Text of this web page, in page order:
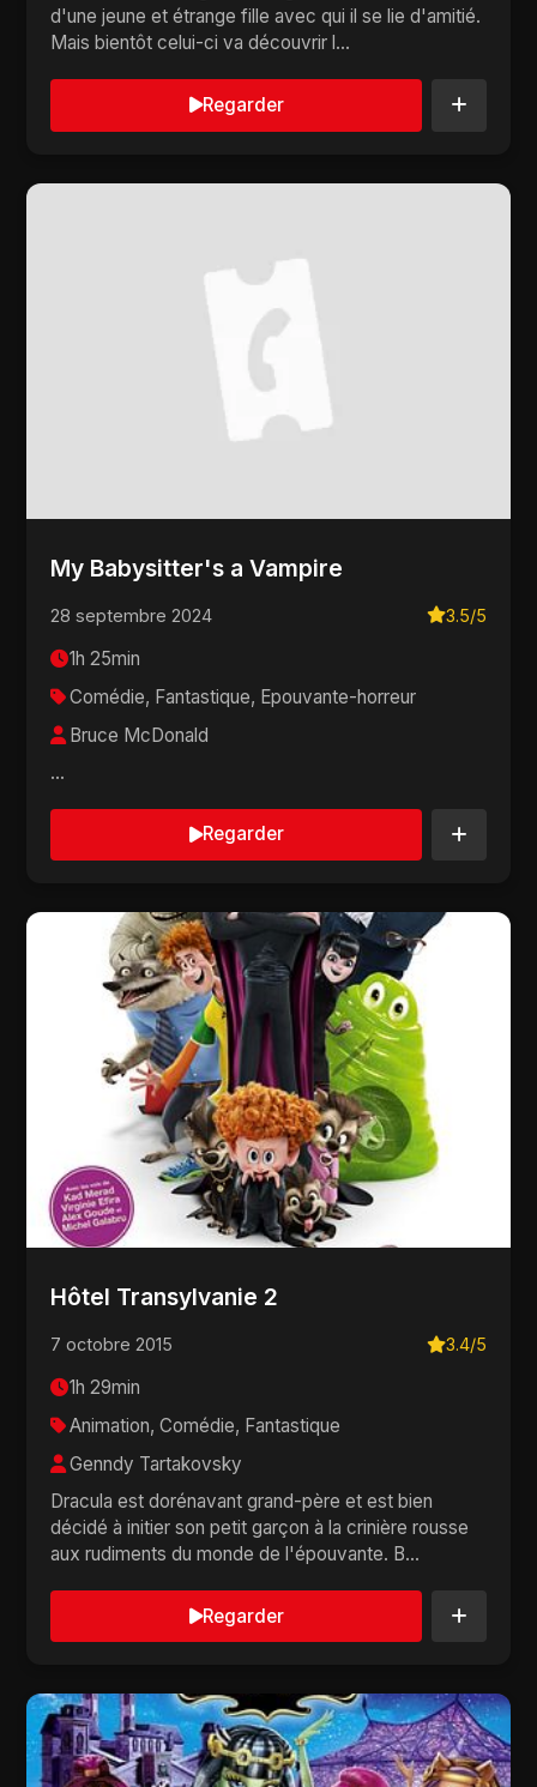
d'une jeune et étrange fille avec qui il se lie d'amitié.
Mais bientôt celui-ci va découvrir l...
Regarder
My Babysitter's a Vampire
28 septembre 2024 3.5/5
1h 25min
Comédie, Fantastique, Epouvante-horreur
Bruce McDonald
...
Regarder
Hôtel Transylvanie 2
7 octobre 2015 3.4/5
1h 29min
Animation, Comédie, Fantastique
Genndy Tartakovsky
Dracula est dorénavant grand-père et est bien
décidé à initier son petit garçon à la crinière rousse
aux rudiments du monde de l'épouvante. B...
Regarder